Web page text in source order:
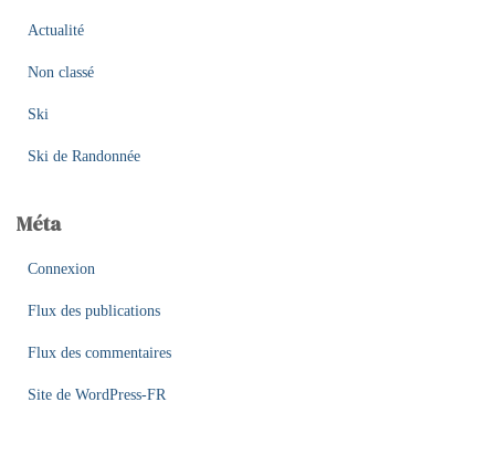
Actualité
Non classé
Ski
Ski de Randonnée
Méta
Connexion
Flux des publications
Flux des commentaires
Site de WordPress-FR